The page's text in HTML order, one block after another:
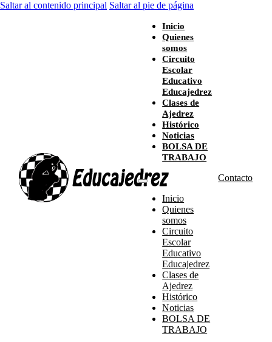
Saltar al contenido principal Saltar al pie de página
Inicio
Quienes
somos
Circuito
Escolar
Educativo
Educajedrez
Clases de
Ajedrez
Histórico
Noticias
BOLSA DE
TRABAJO
Inicio
Quienes
somos
Circuito
Escolar
Educativo
Educajedrez
Clases de
Ajedrez
Histórico
Noticias
BOLSA DE
TRABAJO
Contacto